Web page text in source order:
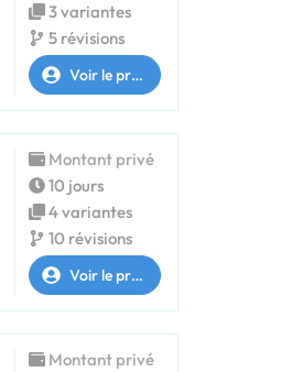
3 variantes
5 révisions
Voir le profil
Montant privé
10 jours
4 variantes
10 révisions
Voir le profil
Montant privé